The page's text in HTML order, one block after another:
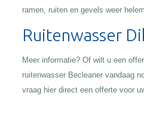
ramen, ruiten en gevels weer
Ruitenwasser
Meer informatie? Of wilt u een
ruitenwasser Becleaner vandaag
vraag hier direct een offerte voor